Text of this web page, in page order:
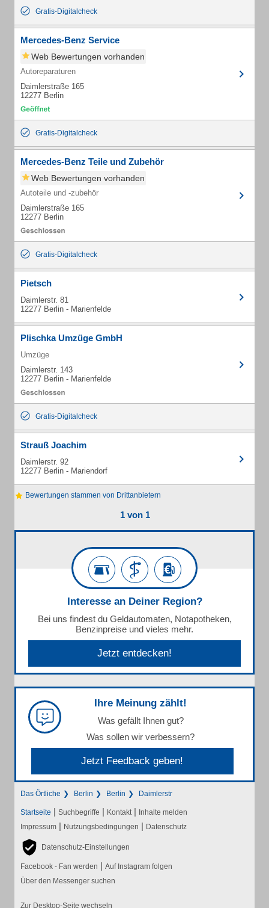
Gratis-Digitalcheck
Mercedes-Benz Service
Web Bewertungen vorhanden
Autoreparaturen
Daimlerstraße 165
12277 Berlin
Gratis-Digitalcheck
Mercedes-Benz Teile und Zubehör
Web Bewertungen vorhanden
Autoteile und -zubehör
Daimlerstraße 165
12277 Berlin
Gratis-Digitalcheck
Pietsch
Daimlerstr. 81
12277 Berlin - Marienfelde
Plischka Umzüge GmbH
Umzüge
Daimlerstr. 143
12277 Berlin - Marienfelde
Gratis-Digitalcheck
Strauß Joachim
Daimlerstr. 92
12277 Berlin - Mariendorf
Bewertungen stammen von Drittanbietern
1 von 1
Interesse an Deiner Region?
Bei uns findest du Geldautomaten, Notapotheken,
Benzinpreise und vieles mehr.
Jetzt entdecken!
Ihre Meinung zählt!
Was gefällt Ihnen gut?
Was sollen wir verbessern?
Jetzt Feedback geben!
Das Örtliche Berlin Berlin Daimlerstr
Startseite | Suchbegriffe | Kontakt | Inhalte melden
Impressum | Nutzungsbedingungen | Datenschutz
Datenschutz-Einstellungen
Facebook - Fan werden | Auf Instagram folgen
Über den Messenger suchen
Zur Desktop-Seite wechseln